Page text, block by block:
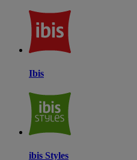
Ibis
ibis Styles